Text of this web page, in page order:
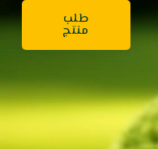
طلب
منتج